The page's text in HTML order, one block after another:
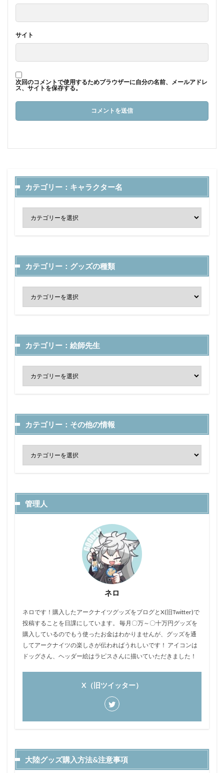
サイト
次回のコメントで使用するためブラウザーに自分の名前、メールアドレ
ス、サイトを保存する。
カテゴリー：キャラクター名
カテゴリー：グッズの種類
カテゴリー：絵師先生
カテゴリー：その他の情報
管理人
ネロ
ネロです！購入したアークナイツグッズをブログとX(旧Twitter)で
投稿することを日課にしています。 毎月〇万～〇十万円グッズを
購入しているのでもう使ったお金はわかりませんが、グッズを通
してアークナイツの楽しさが伝わればうれしいです！ アイコンは
ドッグさん、ヘッダー絵はラピスさんに描いていただきました！
X（旧ツイッター）
大陸グッズ購入方法&注意事項